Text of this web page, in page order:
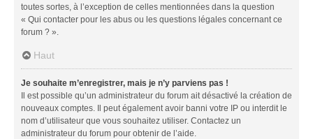
toutes sortes, à l’exception de celles mentionnées dans la question
« Qui contacter pour les abus ou les questions légales concernant ce
forum ? ».
Haut
Je souhaite m’enregistrer, mais je n’y parviens pas !
Il est possible qu’un administrateur du forum ait désactivé la création de
nouveaux comptes. Il peut également avoir banni votre IP ou interdit le
nom d’utilisateur que vous souhaitez utiliser. Contactez un
administrateur du forum pour obtenir de l’aide.